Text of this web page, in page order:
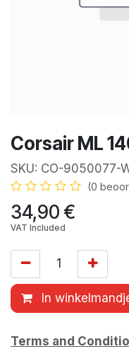
Corsair ML
SKU: CO-9050077-
(0
34,90€
VAT Included
In
Terms and